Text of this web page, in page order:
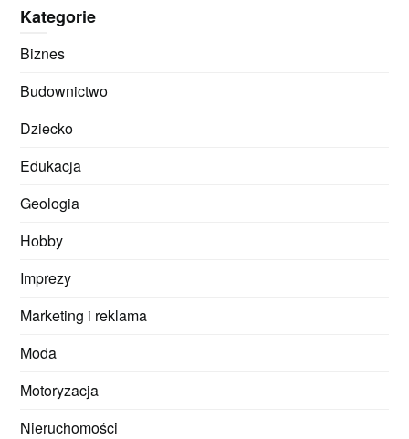
Kategorie
Biznes
Budownictwo
Dziecko
Edukacja
Geologia
Hobby
Imprezy
Marketing i reklama
Moda
Motoryzacja
Nieruchomości